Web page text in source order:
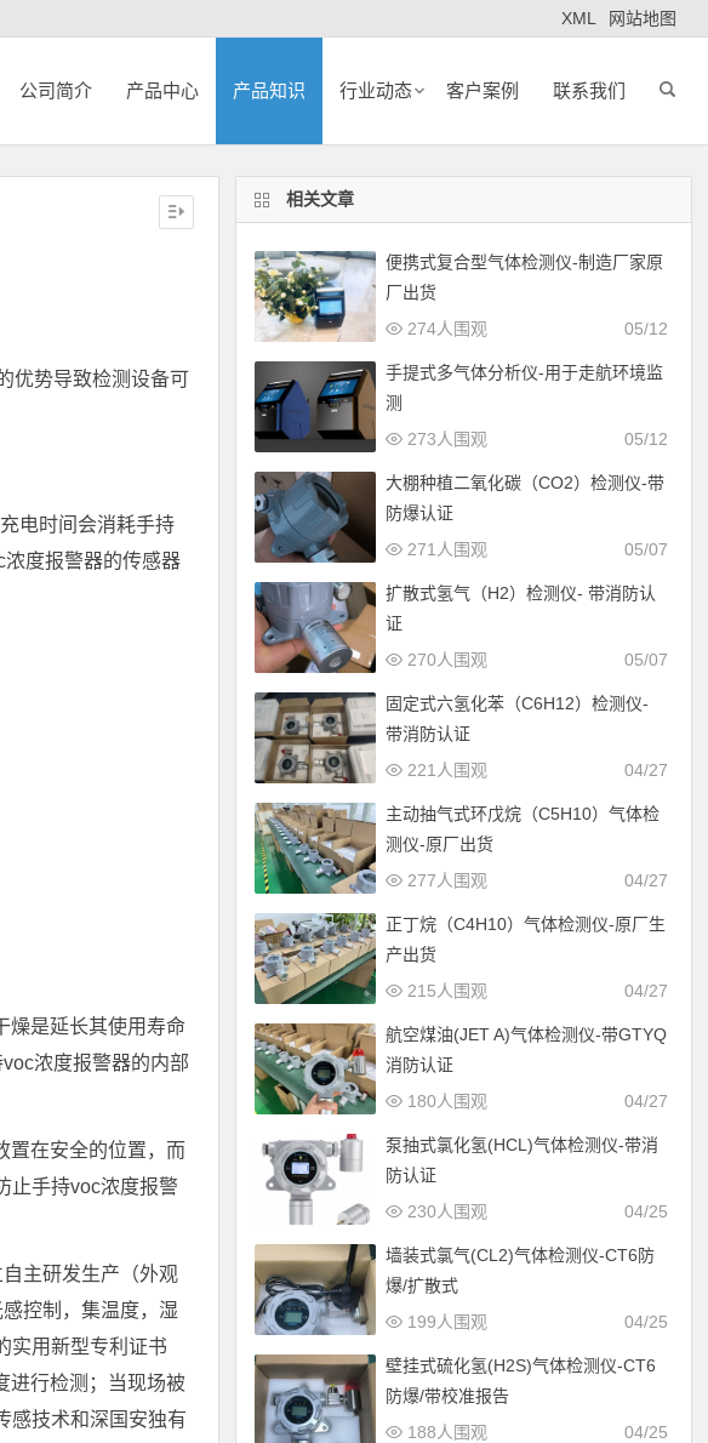
XML 网站地图
公司简介 产品中心 产品知识 行业动态 客户案例 联系我们
优势导致检测设备可
电时间会消耗手持
度报警器的传感器
燥是延长其使用寿命
浓度报警器的内部
置在安全的位置，而
止手持voc浓度报警
主研发生产（外观
控制，集温度，湿
实用新型专利证书
进行检测；当现场被
感技术和深国安独有
相关文章
便携式复合型气体检测仪-制造厂家原
厂出货
05/12
274人围观
手提式多气体分析仪-用于走航环境监
测
05/12
273人围观
大棚种植二氧化碳（CO2）检测仪-带
防爆认证
05/07
271人围观
扩散式氢气（H2）检测仪- 带消防认
证
05/07
270人围观
固定式六氢化苯（C6H12）检测仪-
带消防认证
04/27
221人围观
主动抽气式环戊烷（C5H10）气体检
测仪-原厂出货
04/27
277人围观
正丁烷（C4H10）气体检测仪-原厂生
产出货
04/27
215人围观
航空煤油(JET A)气体检测仪-带GTYQ
消防认证
04/27
180人围观
泵抽式氯化氢(HCL)气体检测仪-带消
防认证
04/25
230人围观
墙装式氯气(CL2)气体检测仪-CT6防
爆/扩散式
04/25
199人围观
壁挂式硫化氢(H2S)气体检测仪-CT6
防爆/带校准报告
04/25
188人围观